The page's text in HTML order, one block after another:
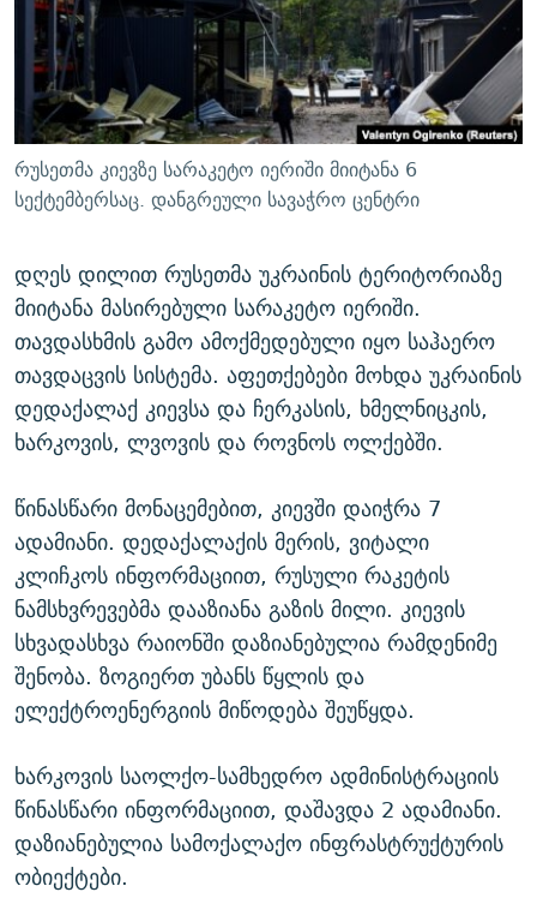
ᲛᲝᲚᲐᲞᲐᲠᲐᲙᲔ ᲢᲔᲥᲡᲢᲔᲑᲘ
ᲨᲘᲜ - ᲣᲪᲮᲝᲔᲗᲨᲘ
ᲚᲘᲢᲔᲠᲐᲢᲣᲠᲣᲚᲘ ᲬᲐᲮᲜᲐᲒᲔᲑᲘ
ᲐᲛᲔᲠᲘᲙᲣᲚᲘ ᲛᲝᲗᲮᲠᲝᲑᲐ
ᲘᲛᲞᲔᲠᲘᲐ ᲓᲐ ᲠᲐᲓᲘᲝ
ᲩᲔᲛᲘ ᲡᲘᲙᲕᲓᲘᲚᲘᲡ ᲛᲘᲖᲔᲖᲘᲐ COVID-19
11 ᲬᲔᲚᲘ - 11 ᲐᲛᲑᲐᲕᲘ
ᲡᲐᲞᲐᲠᲚᲐᲛᲔᲜᲢᲝ ᲐᲠᲩᲔᲕᲜᲔᲑᲘᲡ ᲘᲡᲢᲝᲠᲘᲐ
ᲑᲐᲕᲨᲕᲔᲑᲘ ᲞᲠᲝᲡᲢᲘᲢᲣᲪᲘᲐᲨᲘ - ᲐᲛᲝᲣᲗᲥᲛᲔᲚᲘ ᲐᲛᲑᲐᲕᲘ
5 ᲐᲛᲑᲐᲕᲘ - 20 ᲘᲕᲜᲘᲡᲡ ᲓᲐᲨᲐᲕᲔᲑᲣᲚᲔᲑᲘ
ПРИВЕТ ᲙᲣᲚᲢᲣᲠᲐ
ᲒᲐᲛᲝᲘᲬᲔᲠᲔ
რთე/რთ-ის ყველა საიტი
რუსეთმა კიევზე სარაკეტო იერიში მიიტანა 6
სექტემბერსაც. დანგრეული სავაჭრო ცენტრი
დღეს დილით რუსეთმა უკრაინის ტერიტორიაზე
მიიტანა მასირებული სარაკეტო იერიში.
თავდასხმის გამო ამოქმედებული იყო საჰაერო
თავდაცვის სისტემა. აფეთქებები მოხდა უკრაინის
დედაქალაქ კიევსა და ჩერკასის, ხმელნიცკის,
ხარკოვის, ლვოვის და როვნოს ოლქებში.
წინასწარი მონაცემებით, კიევში დაიჭრა 7
ადამიანი. დედაქალაქის მერის, ვიტალი
კლიჩკოს ინფორმაციით, რუსული რაკეტის
ნამსხვრევებმა დააზიანა გაზის მილი. კიევის
სხვადასხვა რაიონში დაზიანებულია რამდენიმე
შენობა. ზოგიერთ უბანს წყლის და
ელექტროენერგიის მიწოდება შეუწყდა.
ხარკოვის საოლქო-სამხედრო ადმინისტრაციის
წინასწარი ინფორმაციით, დაშავდა 2 ადამიანი.
დაზიანებულია სამოქალაქო ინფრასტრუქტურის
ობიექტები.